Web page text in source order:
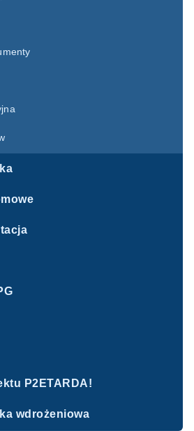
P2ETARDA!
wdrożeniowa